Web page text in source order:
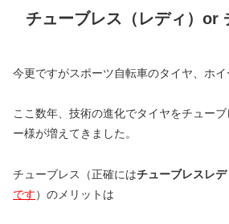
チューブレス（レディ）or
今更ですがスポーツ自転車のタイヤ、ホ
ここ数年、技術の進化でタイヤをチュー
ー様が増えてきました。
チューブレス（正確にはチューブレスレデ
です）のメリットは